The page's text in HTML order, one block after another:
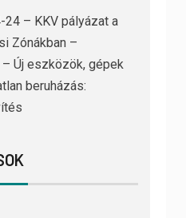
24 – KKV pályázat a
Zónákban –
Új eszközök, gépek
beruházás: